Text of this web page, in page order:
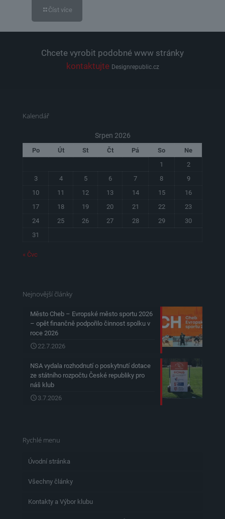
Číst více
Chcete vyrobit podobné www stránky
kontaktujte Designrepublic.cz
Kalendář
Srpen 2026
Po Út St Čt Pá So
Ne
1
2
3
4 5 6 7 8
9
10
11 12 13 14 15
16
17
18 19 20 21 22
23
24
25 26 27 28 29
30
31
« Čvc
Nejnovější články
Město Cheb – Evropské město sportu 2026
– opět finančně podpořilo činnost spolku v
roce 2026
22.7.2026
NSA vydala rozhodnutí o poskytnutí dotace
ze státního rozpočtu České republiky pro
náš klub
3.7.2026
Rychlé menu
Úvodní stránka
Všechny články
Kontakty a Výbor klubu